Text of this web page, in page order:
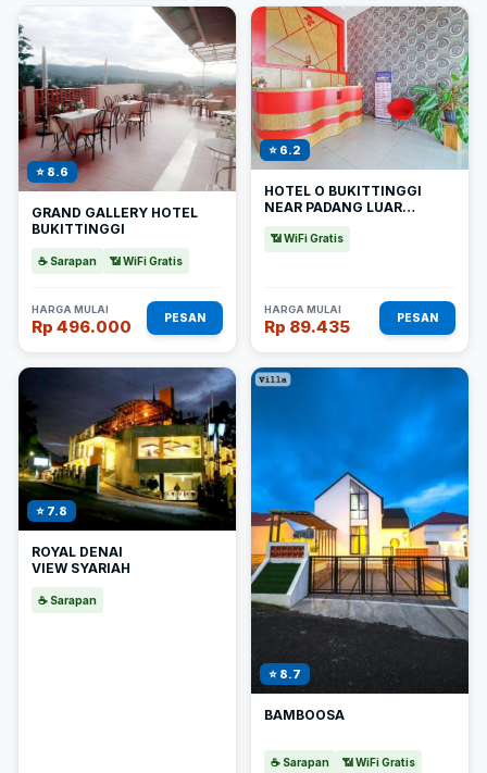
⭐ 8.6
GRAND GALLERY HOTEL
BUKITTINGGI
☕ Sarapan 📶 WiFi Gratis
HARGA MULAI
Rp 496.000 PESAN
⭐ 6.2
HOTEL O BUKITTINGGI
NEAR PADANG LUAR
📶 WiFi Gratis
HARGA MULAI
Rp 89.435 PESAN
⭐ 7.8
ROYAL DENAI
VIEW SYARIAH
☕ Sarapan
⭐ 8.7
BAMBOOSA
☕ Sarapan 📶 WiFi Gratis